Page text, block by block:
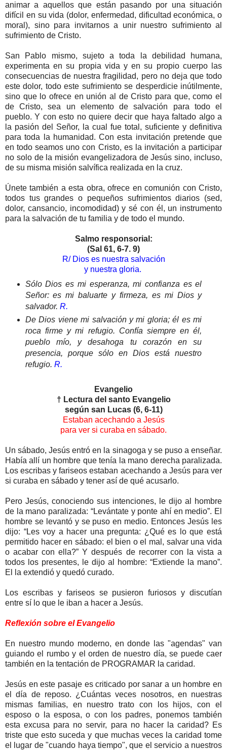
animar a aquellos que están pasando por una situación
difícil en su vida (dolor, enfermedad, dificultad económica, o
moral), sino para invitarnos a unir nuestro sufrimiento al
sufrimiento de Cristo.
San Pablo mismo, sujeto a toda la debilidad humana,
experimenta en su propia vida y en su propio cuerpo las
consecuencias de nuestra fragilidad, pero no deja que todo
este dolor, todo este sufrimiento se desperdicie inútilmente,
sino que lo ofrece en unión al de Cristo para que, como el
de Cristo, sea un elemento de salvación para todo el
pueblo. Y con esto no quiere decir que haya faltado algo a
la pasión del Señor, la cual fue total, suficiente y definitiva
para toda la humanidad. Con esta invitación pretende que
en todo seamos uno con Cristo, es la invitación a participar
no solo de la misión evangelizadora de Jesús sino, incluso,
de su misma misión salvífica realizada en la cruz.
Únete también a esta obra, ofrece en comunión con Cristo,
todos tus grandes o pequeños sufrimientos diarios (sed,
dolor, cansancio, incomodidad) y sé con él, un instrumento
para la salvación de tu familia y de todo el mundo.
Salmo responsorial:
(Sal 61, 6-7. 9)
R/ Dios es nuestra salvación
y nuestra gloria.
Sólo Dios es mi esperanza, mi confianza es el
Señor: es mi baluarte y firmeza, es mi Dios y
salvador. R.
De Dios viene mi salvación y mi gloria; él es mi
roca firme y mi refugio. Confía siempre en él,
pueblo mío, y desahoga tu corazón en su
presencia, porque sólo en Dios está nuestro
refugio. R.
Evangelio
† Lectura del santo Evangelio
según san Lucas (6, 6-11)
Estaban acechando a Jesús
para ver si curaba en sábado.
Un sábado, Jesús entró en la sinagoga y se puso a enseñar.
Había allí un hombre que tenía la mano derecha paralizada.
Los escribas y fariseos estaban acechando a Jesús para ver
si curaba en sábado y tener así de qué acusarlo.
Pero Jesús, conociendo sus intenciones, le dijo al hombre
de la mano paralizada: “Levántate y ponte ahí en medio”. El
hombre se levantó y se puso en medio. Entonces Jesús les
dijo: “Les voy a hacer una pregunta: ¿Qué es lo que está
permitido hacer en sábado: el bien o el mal, salvar una vida
o acabar con ella?” Y después de recorrer con la vista a
todos los presentes, le dijo al hombre: “Extiende la mano”.
El la extendió y quedó curado.
Los escribas y fariseos se pusieron furiosos y discutían
entre sí lo que le iban a hacer a Jesús.
Reflexión sobre el Evangelio
En nuestro mundo moderno, en donde las "agendas" van
guiando el rumbo y el orden de nuestro día, se puede caer
también en la tentación de PROGRAMAR la caridad.
Jesús en este pasaje es criticado por sanar a un hombre en
el día de reposo. ¿Cuántas veces nosotros, en nuestras
mismas familias, en nuestro trato con los hijos, con el
esposo o la esposa, o con los padres, ponemos también
esta excusa para no servir, para no hacer la caridad? Es
triste que esto suceda y que muchas veces la caridad tome
el lugar de "cuando haya tiempo", que el servicio a nuestros